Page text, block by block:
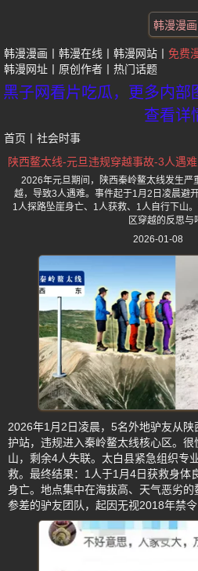
韩漫漫画
韩漫漫画 韩漫在线 韩漫网站 免费
韩漫网址
原创作者 热门话题
黑子网看片吃瓜，更多内部
查看详
首页 社会时事
陕西鳌太线-元旦违规穿越事故-3人遇
2026年元旦期间，陕西秦岭鳌太线发生严
越，导致3人遇难。事件起于1月2日凌晨避
1人探路坠崖身亡、1人获救、1人自行下山
区穿越的反思与
2026-01-08
2026年1月2日凌晨，5名外地驴友从
护站，违规进入秦岭鳌太线核心区。
山，剩余4人失联。太白县紧急组织专
救。最终结果：1人于1月4日获救身体
身亡。地点集中在海拔高、天气恶劣
参差的驴友团队，起因无视2018年禁